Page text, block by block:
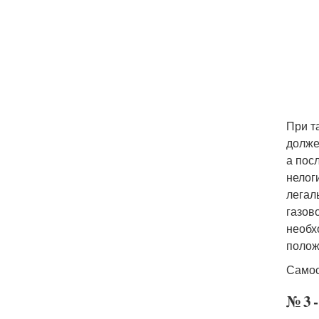
При
а
№ 3 ‑